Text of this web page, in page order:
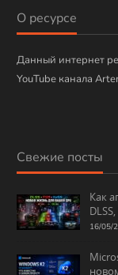
к
О ресурсе
Данный интернет
YouTube канала
Свежие посты
Как
16/05/